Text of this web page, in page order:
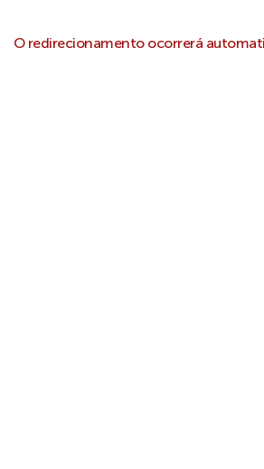
O redirecionamento ocorrerá